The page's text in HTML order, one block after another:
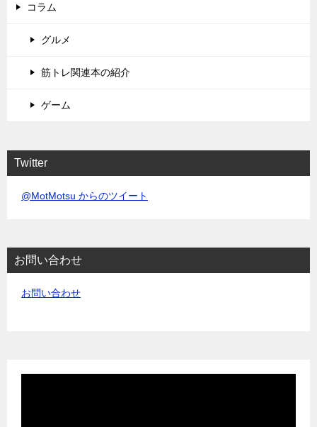
コラム
グルメ
筋トレ関連本の紹介
ゲーム
Twitter
@MotMotsu からのツイート
お問い合わせ
お問い合わせ